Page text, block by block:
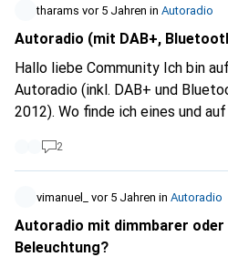
tharams vor 5 Jahren in Autoradio
Autoradio (mit DAB+,
Hallo liebe Community Ich bin
Autoradio (inkl. DAB+ und
2012). Wo finde ich eines und auf was muss ich achten?
2
vimanuel_ vor 5 Jahren in Autoradio
Autoradio mit dimmbarer
Beleuchtung?